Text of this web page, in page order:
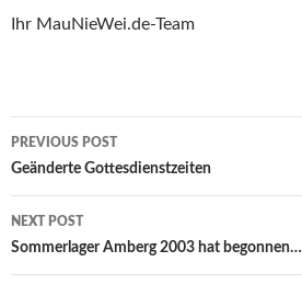
Ihr MauNieWei.de-Team
Post
navigation
PREVIOUS POST
Geänderte Gottesdienstzeiten
NEXT POST
Sommerlager Amberg 2003 hat begonnen…